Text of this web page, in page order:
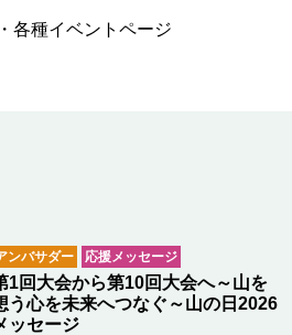
各種イベントページ
ンバサダー 応援メッセージ
1回大会から第10回大会へ～山を
う心を未来へつなぐ～山の日2026
ッセージ